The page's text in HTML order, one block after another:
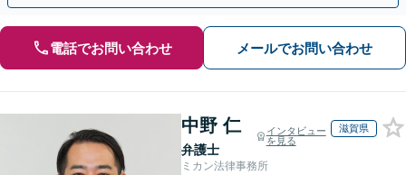
電話でお問い合わせ メールでお問い合わせ
中野 仁
弁護士
インタビュー
を見る
滋賀県
ミカン法律事務所